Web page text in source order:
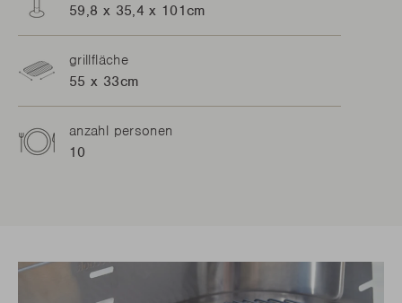
59,8 x 35,4 x 101cm
grillfläche
55 x 33cm
anzahl personen
10